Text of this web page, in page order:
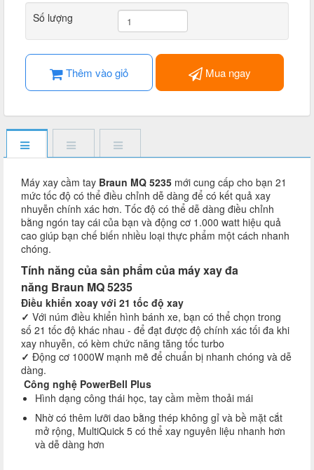
Số lượng
Thêm vào giỏ Mua ngay
Máy xay cầm tay Braun MQ 5235 mới cung cấp cho bạn 21
mức tốc độ có thể điều chỉnh dễ dàng để có kết quả xay
nhuyễn chính xác hơn. Tốc độ có thể dễ dàng điều chỉnh
bằng ngón tay cái của bạn và động cơ 1.000 watt hiệu quả
cao giúp bạn chế biến nhiều loại thực phẩm một cách nhanh
chóng.
Tính năng của sản phẩm của máy xay đa
năng Braun MQ 5235
Điều khiển xoay với 21 tốc độ xay
✓ Với núm điều khiển hình bánh xe, bạn có thể chọn trong
số 21 tốc độ khác nhau - để đạt được độ chính xác tối đa khi
xay nhuyễn, có kèm chức năng tăng tốc turbo
✓ Động cơ 1000W mạnh mẽ để chuẩn bị nhanh chóng và dễ
dàng.
Công nghệ PowerBell Plus
Hình dạng công thái học, tay cầm mềm thoải mái
Nhờ có thêm lưỡi dao bằng thép không gỉ và bề mặt cắt
mở rộng, MultiQuick 5 có thể xay nguyên liệu nhanh hơn
và dễ dàng hơn